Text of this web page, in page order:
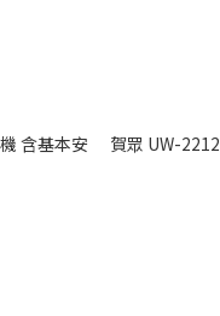
含基本安
賀眾 UW-